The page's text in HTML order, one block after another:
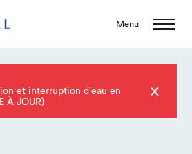
Menu
et interruption d'eau en
À JOUR)